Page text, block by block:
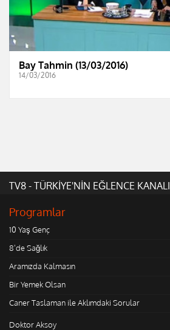
Bay Tahmin (13/03/2016)
14/03/2016
TV8 - TÜRKİYE'NİN EĞLENCE KANALI
Programlar
10 Yaş Genç
8'de Sağlık
Aramızda Kalmasın
Bir Yemek Olsan
Caner Taslaman ile Aklımdaki Sorular
Doktor Aksoy